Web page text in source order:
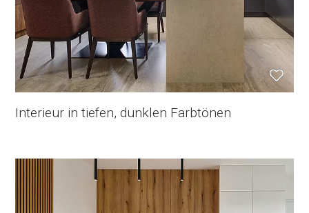
Interieur in tiefen, dunklen Farbtönen